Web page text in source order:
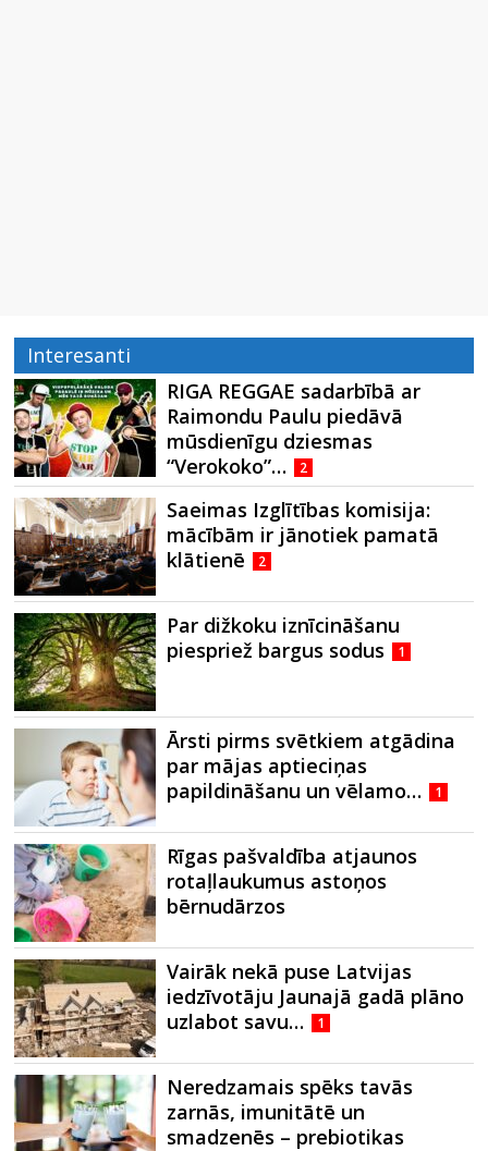
Interesanti
RIGA REGGAE sadarbībā ar
Raimondu Paulu piedāvā
mūsdienīgu dziesmas
“Verokoko”…
2
Saeimas Izglītības komisija:
mācībām ir jānotiek pamatā
klātienē
2
Par dižkoku iznīcināšanu
piespriež bargus sodus
1
Ārsti pirms svētkiem atgādina
par mājas aptieciņas
papildināšanu un vēlamo…
1
Rīgas pašvaldība atjaunos
rotaļlaukumus astoņos
bērnudārzos
Vairāk nekā puse Latvijas
iedzīvotāju Jaunajā gadā plāno
uzlabot savu…
1
Neredzamais spēks tavās
zarnās, imunitātē un
smadzenēs – prebiotikas